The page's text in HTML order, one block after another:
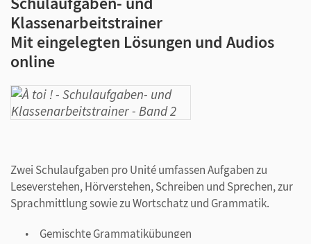
Klassenarbeitstrainer
Mit eingelegten Lösungen und Audios
online
Zwei Schulaufgaben pro Unité umfassen Aufgaben zu
Leseverstehen, Hörverstehen, Schreiben und Sprechen, zur
Sprachmittlung sowie zu Wortschatz und Grammatik.
Gemischte Grammatikübungen